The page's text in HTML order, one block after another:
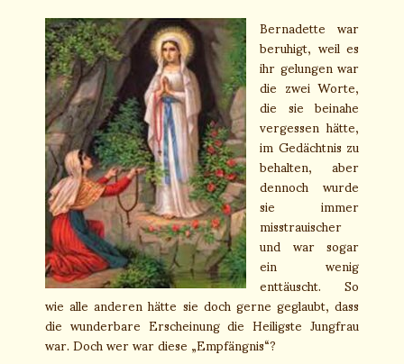
Bernadette war
beruhigt, weil es
ihr gelungen war
die zwei Worte,
die sie beinahe
vergessen hätte,
im Gedächtnis zu
behalten, aber
dennoch wurde
sie immer
misstrauischer
und war sogar
ein wenig
enttäuscht. So
wie alle anderen hätte sie doch gerne geglaubt, dass
die wunderbare Erscheinung die Heiligste Jungfrau
war. Doch wer war diese „Empfängnis“?